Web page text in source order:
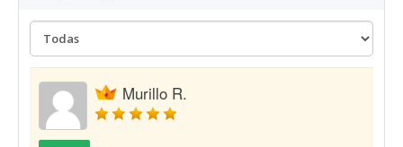
Murillo R.